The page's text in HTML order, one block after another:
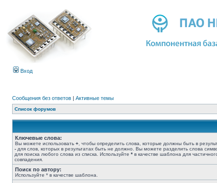
Вход
Сообщения без ответов | Активные темы
Список форумов
Ключевые слова:
Вы можете использовать + , чтобы определить слова, которые должны быть в
- для слов, которых в результатах быть не должно. Вы можете разделить слова
для поиска любого слова из списка. Используйте * в качестве шаблона для
совпадения.
Поиск по автору:
Используйте * в качестве шаблона.